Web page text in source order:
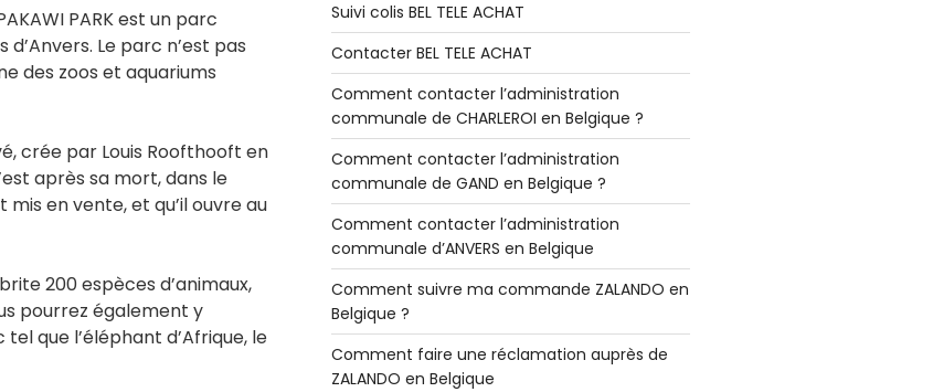
PARK est un parc
Le parc n’est pas
des zoos et aquariums
crée par Louis Roofthooft en
après sa mort, dans le
en vente, et qu’il ouvre au
200 espèces d’animaux,
pourrez également y
que l’éléphant d’Afrique, le
Suivi colis BEL TELE ACHAT
Contacter BEL TELE ACHAT
Comment contacter l’administration
communale de CHARLEROI en Belgique ?
Comment contacter l’administration
communale de GAND en Belgique ?
Comment contacter l’administration
communale d’ANVERS en Belgique
Comment suivre ma commande ZALANDO en
Belgique ?
Comment faire une réclamation auprès de
ZALANDO en Belgique